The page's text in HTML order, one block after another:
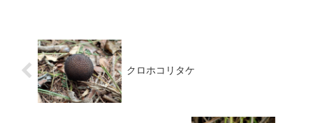
クロホコリタケ